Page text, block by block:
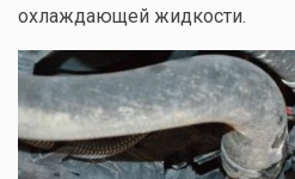
охлаждающей жидкости.